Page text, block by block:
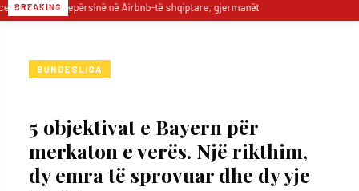
BREAKING
zgjerojnë epërsinë në Airbnb-të shqiptare, gjermanët të dytët por pesha e
BUNDESLIGA
5 objektivat e Bayern për
merkaton e verës. Një rikthim,
dy emra të sprovuar dhe dy yje